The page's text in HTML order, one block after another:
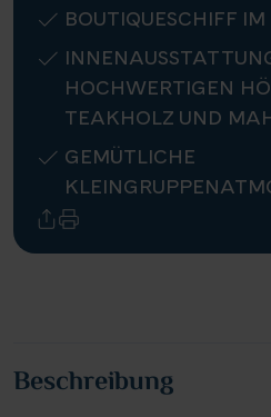
Angebote
Infos
Kontakt
Agenturbereich
BOUTIQUESCHIFF
HOCHWERTIGEN
TEAKHOLZ UND
GEMÜTLICHE
Beschreibung